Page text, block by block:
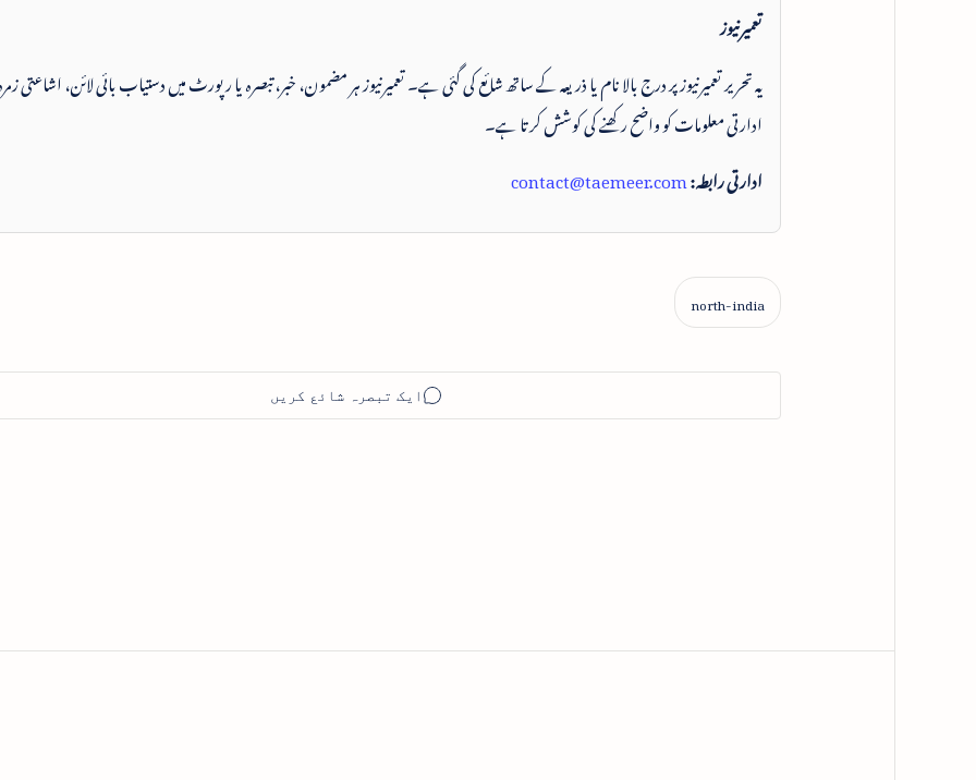
تعمیرنیوز
یہ تحریر تعمیرنیوز پر درج بالا نام یا ذریعہ کے ساتھ شائع کی گئی ہے۔ تعمیرنیوز ہر مضمون، خبر، تبصرہ یا رپورٹ میں دستیاب بائی لائن، اشاعتی
ادارتی معلومات کو واضح رکھنے کی کوشش کرتا ہے۔
ادارتی رابطہ:contact@taemeer.com